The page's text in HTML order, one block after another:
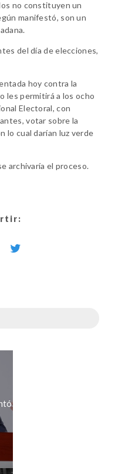
no constituyen un
manifestó, son un
del día de elecciones,
hoy contra la
les permitirá a los ocho
Electoral, con
votar sobre la
lo cual darían luz verde
archivaría el proceso.